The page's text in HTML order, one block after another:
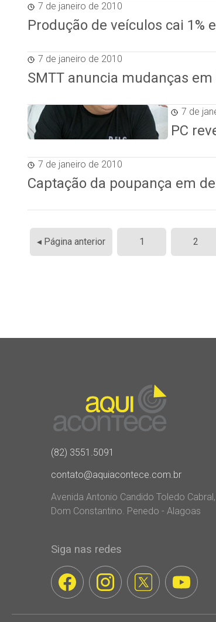
7 de janeiro de 2010
Produção de veículos cai 1%
7 de janeiro de 2010
SMTT anuncia mudanças
7 de
PC
7 de janeiro de 2010
Captação da poupança em
Paginação
de
◂ Página anterior 1 2
(82) 3551.5091
contato@aquiacontece.com.br
Avenida Antonio Candido Toledo
Dom Constantino. Penedo - Alagoas
Siga nas redes